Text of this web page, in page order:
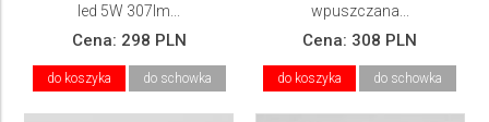
led 5W 307lm...
Cena: 298 PLN
do koszyka do schowka
wpuszczana...
Cena: 308 PLN
do koszyka do schowka